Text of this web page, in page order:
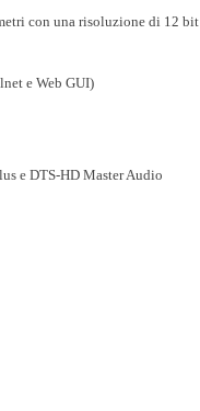
con una risoluzione di 12 bit
e Web GUI)
e DTS-HD Master Audio